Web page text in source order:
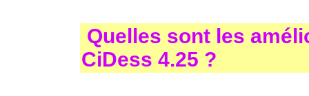
Quelles sont les
CiDess 4.25 ?